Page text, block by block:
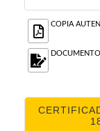
COPIA